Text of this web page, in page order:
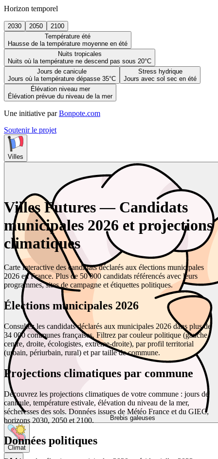
Horizon temporel
2030 2050
2100
Température été
Hausse de la température moyenne en été
Nuits tropicales
Nuits où la température ne descend pas sous 20°C
Jours de canicule
Jours où la température dépasse 35°C
Stress hydrique
Jours avec sol sec en été
Élévation niveau mer
Élévation prévue du niveau de la mer
Une initiative par Bonpote.com
Soutenir le projet
Villes
Brebis galeuses
Climat
Villes Futures — Candidats
municipales 2026 et projections
climatiques
Carte interactive des candidats déclarés aux élections municipales
2026 en France. Plus de 50 000 candidats référencés avec leurs
programmes, sites de campagne et étiquettes politiques.
Élections municipales 2026
Consultez les candidats déclarés aux municipales 2026 dans plus de
34 000 communes françaises. Filtrez par couleur politique (gauche,
centre, droite, écologistes, extrême-droite), par profil territorial
(urbain, périurbain, rural) et par taille de commune.
Projections climatiques par commune
Découvrez les projections climatiques de votre commune : jours de
canicule, température estivale, élévation du niveau de la mer,
sécheresses des sols. Données issues de Météo France et du GIEC,
horizons 2030, 2050 et 2100.
Données politiques